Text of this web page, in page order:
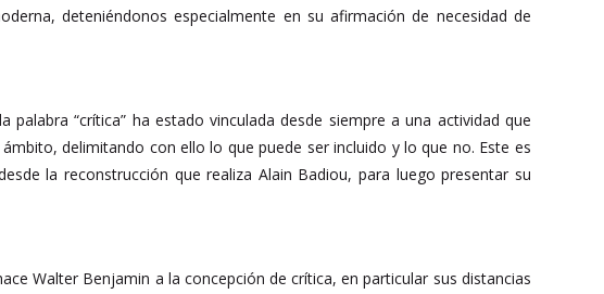
deteniéndonos especialmente en su afirmación de necesidad de
“crítica” ha estado vinculada desde siempre a una actividad que
delimitando con ello lo que puede ser incluido y lo que no. Este es
la reconstrucción que realiza Alain Badiou, para luego presentar su
Walter Benjamin a la concepción de crítica, en particular sus distancias